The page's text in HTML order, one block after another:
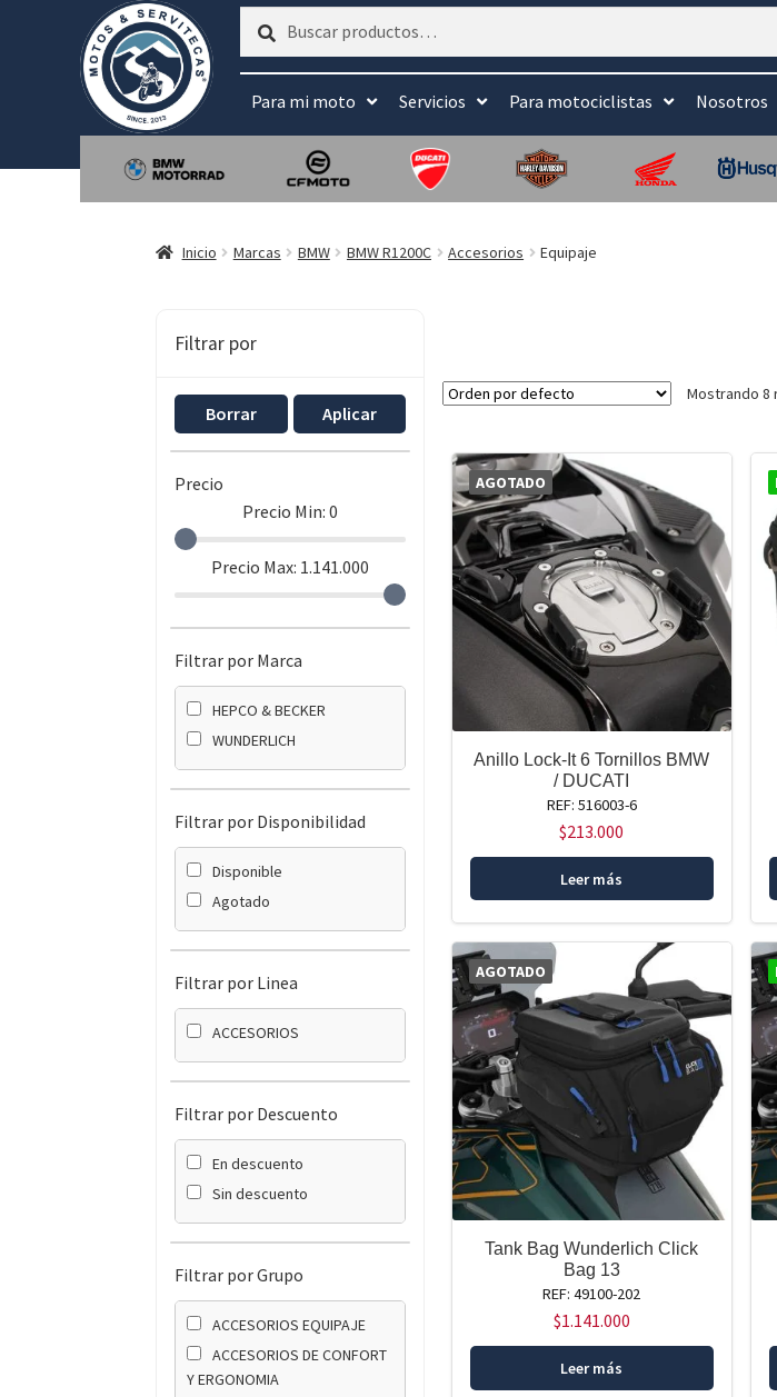
Buscar
Buscar
Para mi moto Servicios Para motociclistas Nosotros
Inicio Marcas BMW BMW R1200C Accesorios Equipaje
Filtrar por
Borrar Aplicar
Precio
Precio Min:0
Precio Max: 1.141.000
Filtrar por Marca
HEPCO & BECKER
WUNDERLICH
Filtrar por Disponibilidad
Disponible
Agotado
Filtrar por Linea
ACCESORIOS
Filtrar por Descuento
En descuento
Sin descuento
Filtrar por Grupo
ACCESORIOS EQUIPAJE
ACCESORIOS DE CONFORT
Y ERGONOMIA
Mostrando 8
AGOTADO
Anillo Lock-It 6 Tornillos BMW
/ DUCATI
REF: 516003-6
$213.000
Leer más
AGOTADO
Tank Bag Wunderlich Click
Bag 13
REF: 49100-202
$1.141.000
Leer más